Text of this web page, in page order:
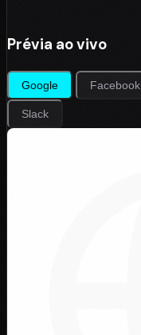
Prévia ao vivo
Google Facebook
Slack